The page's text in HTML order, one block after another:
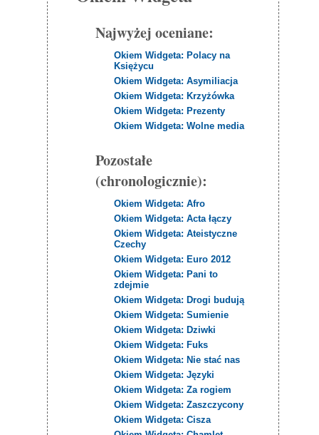
Najwyżej oceniane:
Okiem Widgeta: Polacy na
Księżycu
Okiem Widgeta: Asymiliacja
Okiem Widgeta: Krzyżówka
Okiem Widgeta: Prezenty
Okiem Widgeta: Wolne media
Pozostałe
(chronologicznie):
Okiem Widgeta: Afro
Okiem Widgeta: Acta łączy
Okiem Widgeta: Ateistyczne
Czechy
Okiem Widgeta: Euro 2012
Okiem Widgeta: Pani to
zdejmie
Okiem Widgeta: Drogi budują
Okiem Widgeta: Sumienie
Okiem Widgeta: Dziwki
Okiem Widgeta: Fuks
Okiem Widgeta: Nie stać nas
Okiem Widgeta: Języki
Okiem Widgeta: Za rogiem
Okiem Widgeta: Zaszczycony
Okiem Widgeta: Cisza